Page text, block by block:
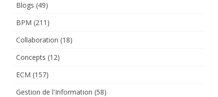
Blogs (49)
BPM (211)
Collaboration (18)
Concepts (12)
ECM (157)
Gestion de l'Information (58)